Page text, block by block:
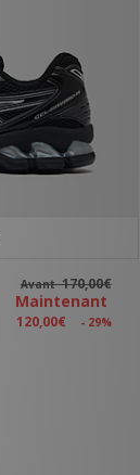
Avant170,00€
Maintenant
120,00€ - 29%